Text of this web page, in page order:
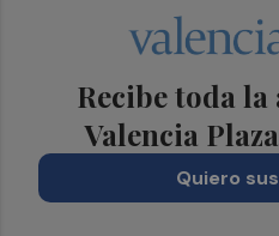
Recibe toda
Valencia
Quiero